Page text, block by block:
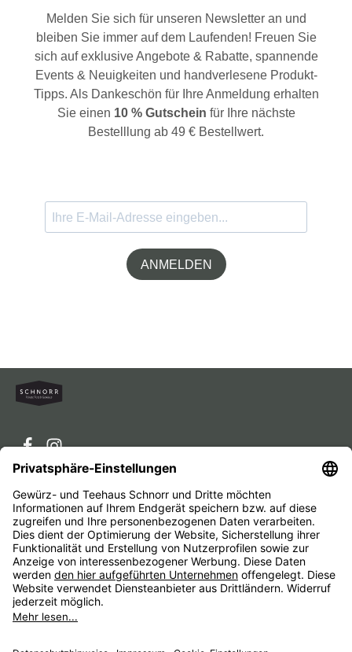
Melden Sie sich für unseren Newsletter an und
bleiben Sie immer auf dem Laufenden! Freuen Sie
sich auf exklusive Angebote & Rabatte, spannende
Events & Neuigkeiten und handverlesene Produkt-
Tipps. Als Dankeschön für Ihre Anmeldung erhalten
Sie einen 10 % Gutschein für Ihre nächste
Bestelllung ab 49 € Bestellwert.
ANMELDEN
Service-Hotline
Service
Unternehmen
Alle Preise inkl. gesetzl. Mehrwertsteuer zzgl.